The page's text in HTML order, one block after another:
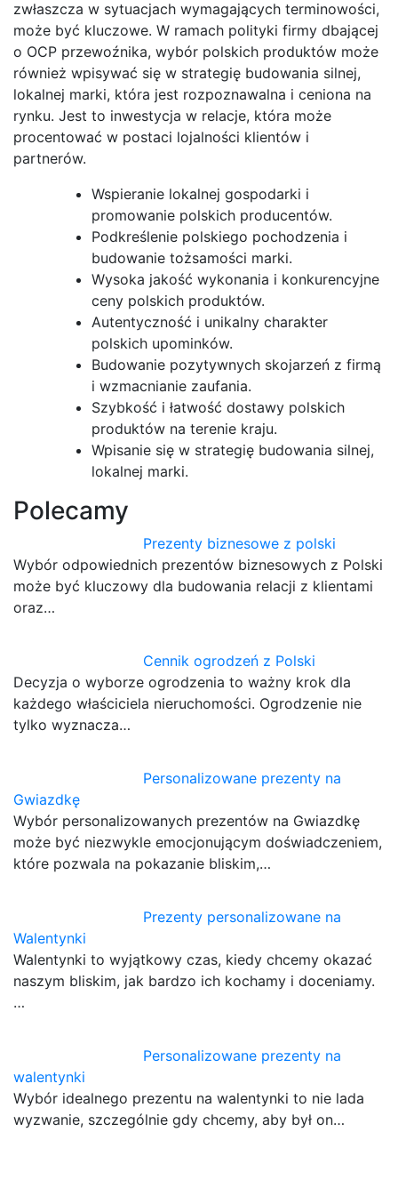
zwłaszcza w sytuacjach wymagających terminowości,
może być kluczowe. W ramach polityki firmy dbającej
o OCP przewoźnika, wybór polskich produktów może
również wpisywać się w strategię budowania silnej,
lokalnej marki, która jest rozpoznawalna i ceniona na
rynku. Jest to inwestycja w relacje, która może
procentować w postaci lojalności klientów i
partnerów.
Wspieranie lokalnej gospodarki i
promowanie polskich producentów.
Podkreślenie polskiego pochodzenia i
budowanie tożsamości marki.
Wysoka jakość wykonania i konkurencyjne
ceny polskich produktów.
Autentyczność i unikalny charakter
polskich upominków.
Budowanie pozytywnych skojarzeń z firmą
i wzmacnianie zaufania.
Szybkość i łatwość dostawy polskich
produktów na terenie kraju.
Wpisanie się w strategię budowania silnej,
lokalnej marki.
Polecamy
Prezenty biznesowe z polski
Wybór odpowiednich prezentów biznesowych z Polski
może być kluczowy dla budowania relacji z klientami
oraz…
Cennik ogrodzeń z Polski
Decyzja o wyborze ogrodzenia to ważny krok dla
każdego właściciela nieruchomości. Ogrodzenie nie
tylko wyznacza…
Personalizowane prezenty na
Gwiazdkę
Wybór personalizowanych prezentów na Gwiazdkę
może być niezwykle emocjonującym doświadczeniem,
które pozwala na pokazanie bliskim,…
Prezenty personalizowane na
Walentynki
Walentynki to wyjątkowy czas, kiedy chcemy okazać
naszym bliskim, jak bardzo ich kochamy i doceniamy.
…
Personalizowane prezenty na
walentynki
Wybór idealnego prezentu na walentynki to nie lada
wyzwanie, szczególnie gdy chcemy, aby był on…